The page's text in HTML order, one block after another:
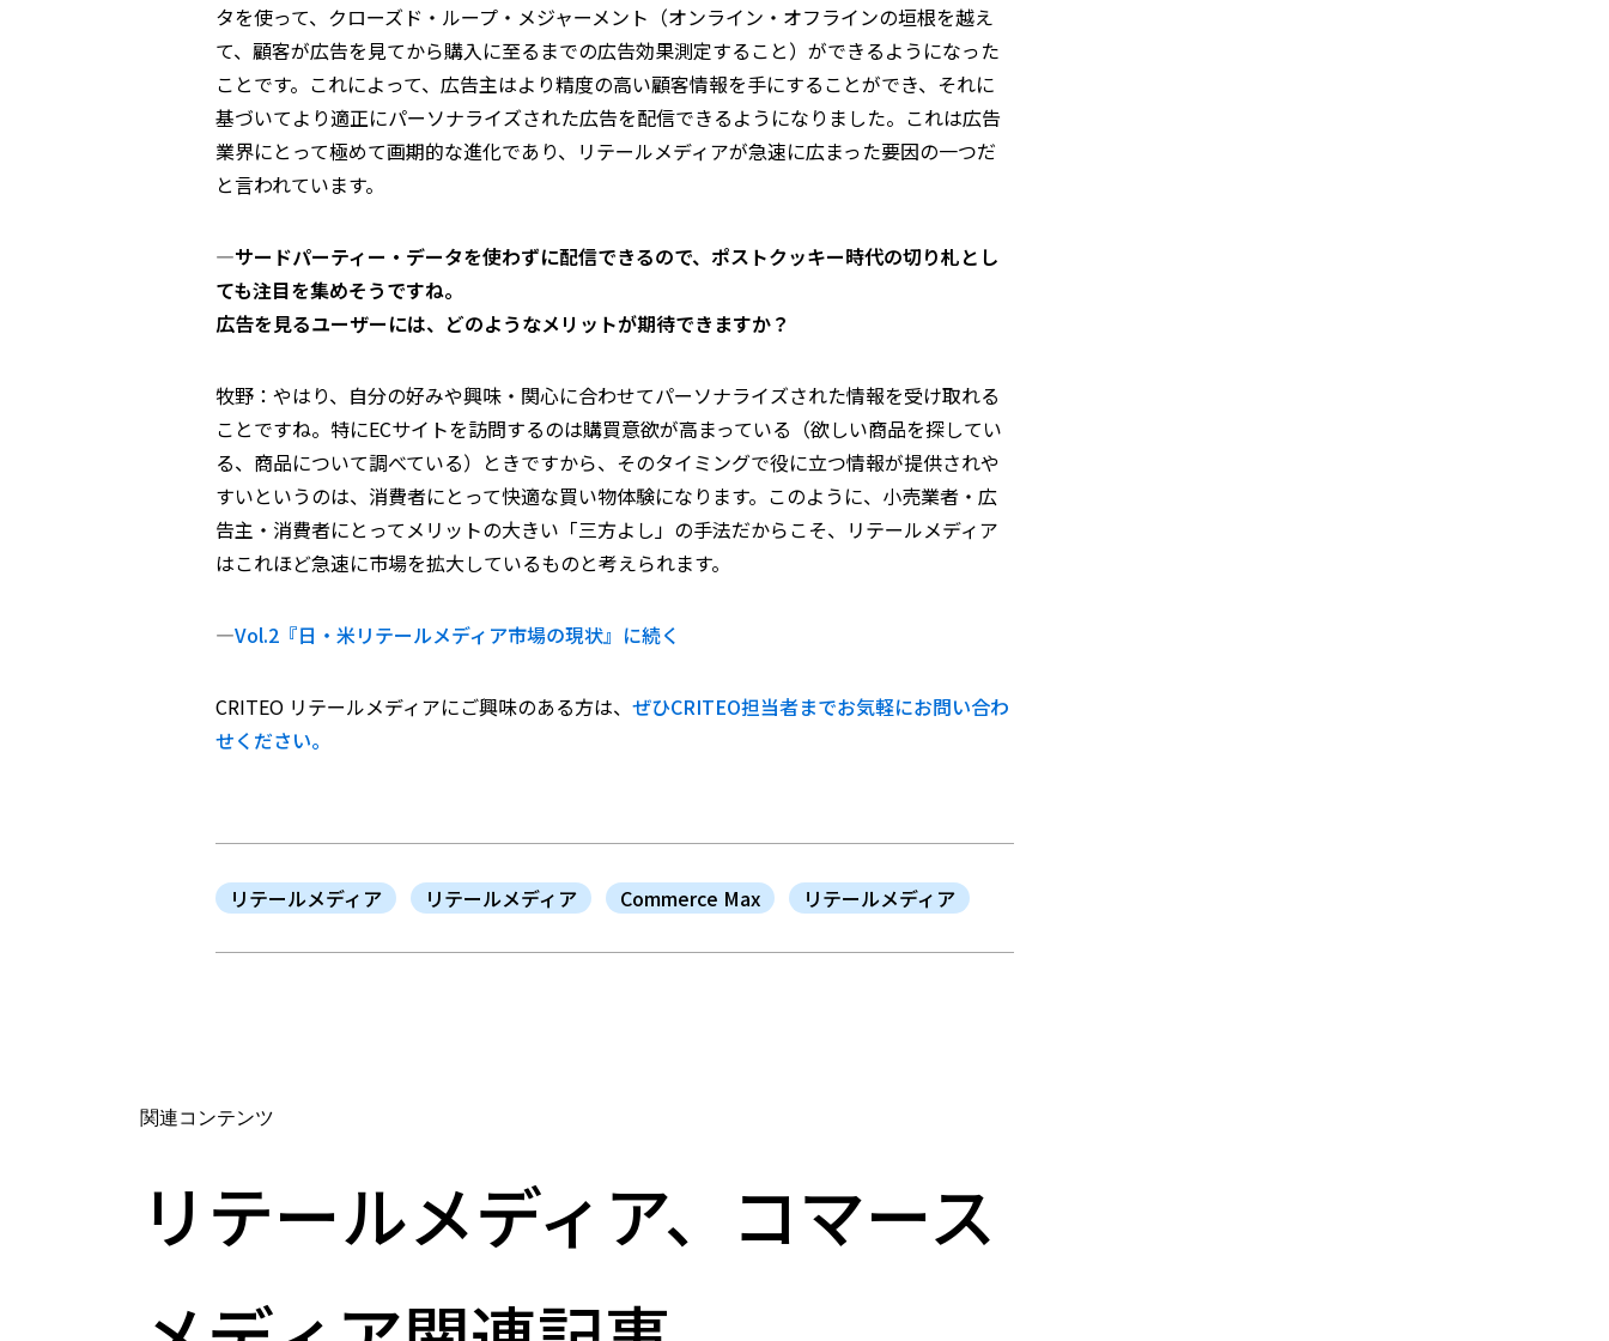
タを使って、クローズド・ループ・メジャーメント（オンライン・オフラインの垣根を越え
て、顧客が広告を見てから購入に至るまでの広告効果測定すること）ができるようになった
ことです。これによって、広告主はより精度の高い顧客情報を手にすることができ、それに
基づいてより適正にパーソナライズされた広告を配信できるようになりました。これは広告
業界にとって極めて画期的な進化であり、リテールメディアが急速に広まった要因の一つだ
と言われています。
―サードパーティー・データを使わずに配信できるので、ポストクッキー時代の切り札とし
ても注目を集めそうですね。
広告を見るユーザーには、どのようなメリットが期待できますか？
牧野：やはり、自分の好みや興味・関心に合わせてパーソナライズされた情報を受け取れる
ことですね。特にECサイトを訪問するのは購買意欲が高まっている（欲しい商品を探してい
る、商品について調べている）ときですから、そのタイミングで役に立つ情報が提供されや
すいというのは、消費者にとって快適な買い物体験になります。このように、小売業者・広
告主・消費者にとってメリットの大きい「三方よし」の手法だからこそ、リテールメディア
はこれほど急速に市場を拡大しているものと考えられます。
―Vol.2『日・米リテールメディア市場の現状』に続く
CRITEO リテールメディアにご興味のある方は、ぜひCRITEO担当者までお気軽にお問い合わ
せください。
リテールメディア リテールメディア Commerce Max リテールメディア
関連コンテンツ
リテールメディア、コマース